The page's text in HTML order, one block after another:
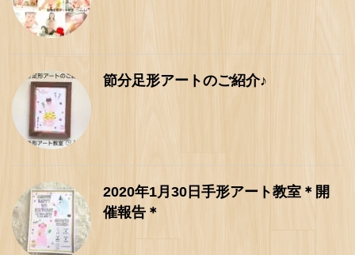
節分足形アートのご紹介♪
2020年1月30日手形アート教室＊開
催報告＊